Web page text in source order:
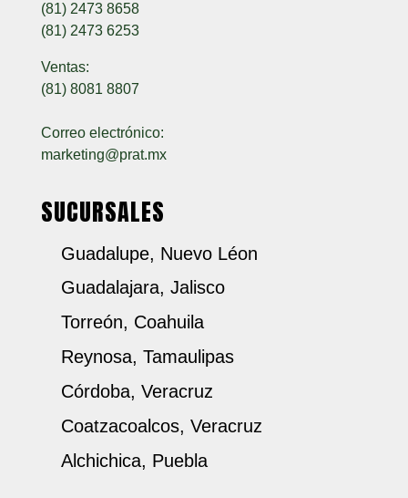
(81) 2473 8658
(81) 2473 6253
Ventas:
(81) 8081 8807
Correo electrónico:
marketing@prat.mx
SUCURSALES
Guadalupe, Nuevo Léon
Guadalajara, Jalisco
Torreón, Coahuila
Reynosa, Tamaulipas
Córdoba, Veracruz
Coatzacoalcos, Veracruz
Alchichica, Puebla